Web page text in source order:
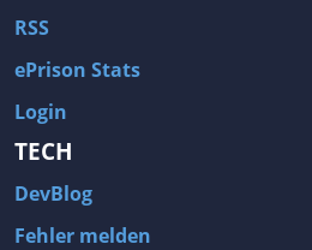
RSS
ePrison Stats
Login
TECH
DevBlog
Fehler melden